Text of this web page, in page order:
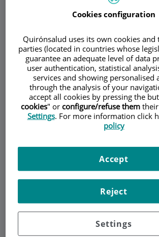
UROLOGÍAANDROLOGÍA
Descripción ServiciosEquipoContacto
Horario
Pedir cita
Unidad de
Transmisión
enfermedades de transmisión
son una realidad frecuente que
sin presentar síntomas evidentes. En
Cookies configuration
Quirónsalud uses its own cookies and
parties (located in countries whose
guarantee an adequate level of data
user authentication, statistical
services and showing personalised
through the analysis of your
accept all cookies by pressing the
cookies" or configure/refuse them
Settings. For more information click
policy
Settings
Reject
Accept